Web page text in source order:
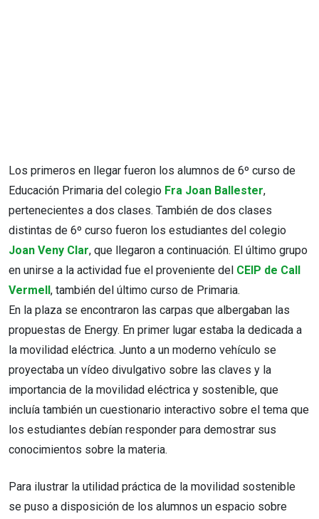
Los primeros en llegar fueron los alumnos de 6º curso de
Educación Primaria del colegio Fra Joan Ballester,
pertenecientes a dos clases. También de dos clases
distintas de 6º curso fueron los estudiantes del colegio
Joan Veny Clar, que llegaron a continuación. El último grupo
en unirse a la actividad fue el proveniente del CEIP de Call
Vermell , también del último curso de Primaria.
En la plaza se encontraron las carpas que albergaban las
propuestas de Energy. En primer lugar estaba la dedicada a
la movilidad eléctrica. Junto a un moderno vehículo se
proyectaba un vídeo divulgativo sobre las claves y la
importancia de la movilidad eléctrica y sostenible, que
incluía también un cuestionario interactivo sobre el tema que
los estudiantes debían responder para demostrar sus
conocimientos sobre la materia.
Para ilustrar la utilidad práctica de la movilidad sostenible
se puso a disposición de los alumnos un espacio sobre